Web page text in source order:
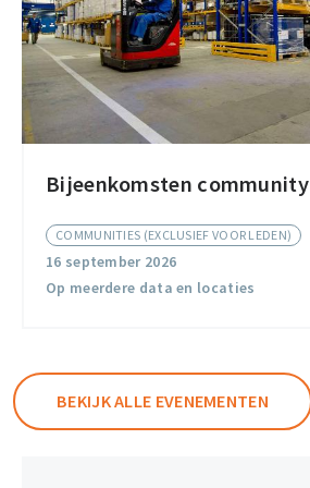
Bijeenkomsten
COMMUNITIES (EXCLUSIEF VOOR LEDEN)
16 september 2026
Op meerdere data en locaties
Bijeenkomsten
Veiligheid
BEKIJK ALLE EVENEMENTEN